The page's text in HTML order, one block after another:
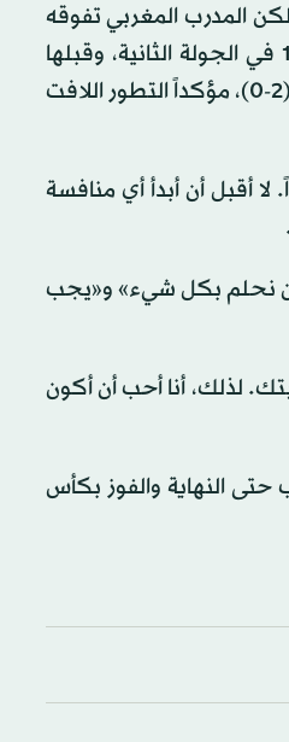
المدرب المغربي تفوقه
على شباب سيليساو عندما واجههم في دور المجموعات في مونديال تشيلي حيث فاز المغرب 2-1 في الجولة الثانية، وقبلها
أطاح بإسبانيا 2-0، ثم تغلب على فرنسا في دور الأربعة قبل الفوز على الأرجنتين في المباراة النهائية (2-0)، مؤكداً التطور اللافت
أقبل أن أبدأ أي منافسة
أن نحلم بكل شيء» و«يجب
لذلك، أنا أحب أن أكون
حتى النهاية والفوز بكأس